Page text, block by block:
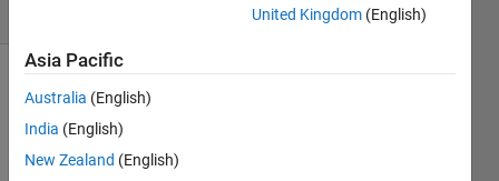
United Kingdom (English)
Asia Pacific
Australia (English)
India (English)
New Zealand (English)